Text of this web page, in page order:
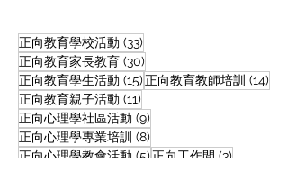
正向教育教會家長工作坊
（4節）@北角衛理堂
正向教育學校活動 (33)
正向教育家長教育 (30)
正向教育學生活動 (15)15 篇文章
正向教育教師培訓 (14)
正向教育親子活動 (11)
正向心理學社區活動 (9)
正向心理學專業培訓 (8)
正向心理學教會活動 (5)5 篇文章
正向工作間 (3)3 篇文章